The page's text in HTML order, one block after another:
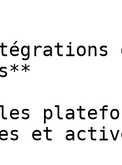
et